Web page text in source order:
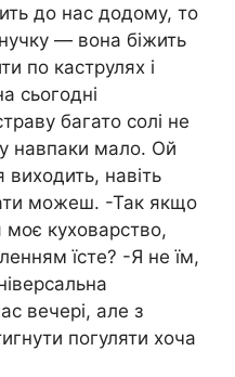
до нас додому, то
— вона біжить
по каструлях і
сьогодні
багато солі не
навпаки мало. Ой
навіть
можеш. -Так якщо
куховарство,
їсте? -Я не їм,
вечері, але з
погуляти хоча